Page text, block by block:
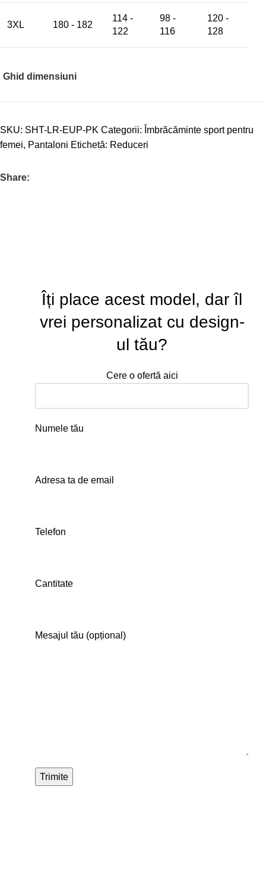
3XL 180 - 182
114 -
122
98 -
116
120 -
128
Ghid dimensiuni
SKU: SHT-LR-EUP-PK Categorii: Îmbrăcăminte sport pentru
femei, Pantaloni Etichetă: Reduceri
Share:
Îți place acest model, dar îl
vrei personalizat cu design-
ul tău?
Cere o ofertă aici
Numele tău
Adresa ta de email
Telefon
Cantitate
Mesajul tău (opțional)